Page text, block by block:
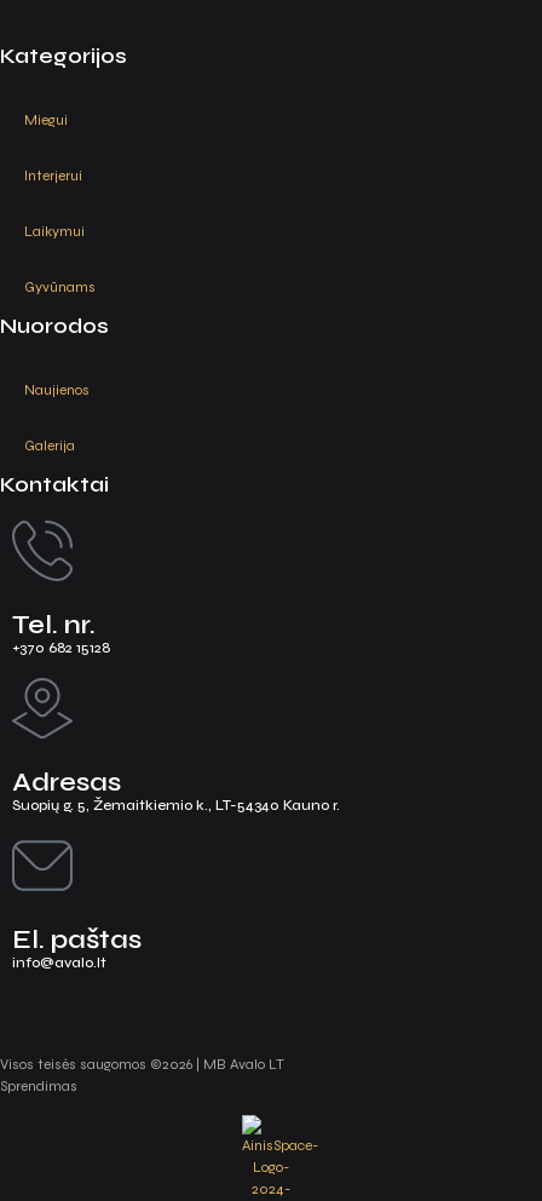
Kategorijos
Miegui
Interjerui
Laikymui
Gyvūnams
Nuorodos
Naujienos
Galerija
Kontaktai
Tel. nr.
+370 682 15128
Adresas
Suopių g. 5, Žemaitkiemio k., LT-54340 Kauno r.
El. paštas
info@avalo.lt
Visos teisės saugomos ©2026 | MB Avalo LT
Sprendimas